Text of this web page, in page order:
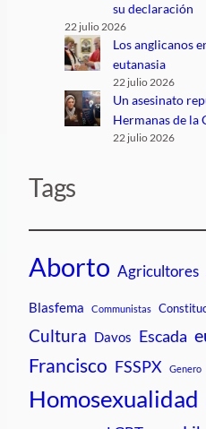
su declaración
22 julio 2026
Los anglicanos
eutanasia
22 julio 2026
Un asesinato
Hermanas de la
22 julio 2026
Tags
Aborto Agricultores
Blasfema Communistas
Cultura Davos Escada
Francisco FSSPX Genero
Homosexualidad